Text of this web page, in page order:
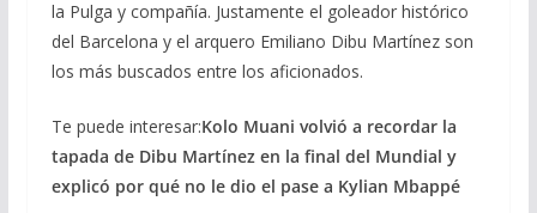
la Pulga y compañía. Justamente el goleador histórico
del Barcelona y el arquero Emiliano Dibu Martínez son
los más buscados entre los aficionados.
Te puede interesar:Kolo Muani volvió a recordar la
tapada de Dibu Martínez en la final del Mundial y
explicó por qué no le dio el pase a Kylian Mbappé